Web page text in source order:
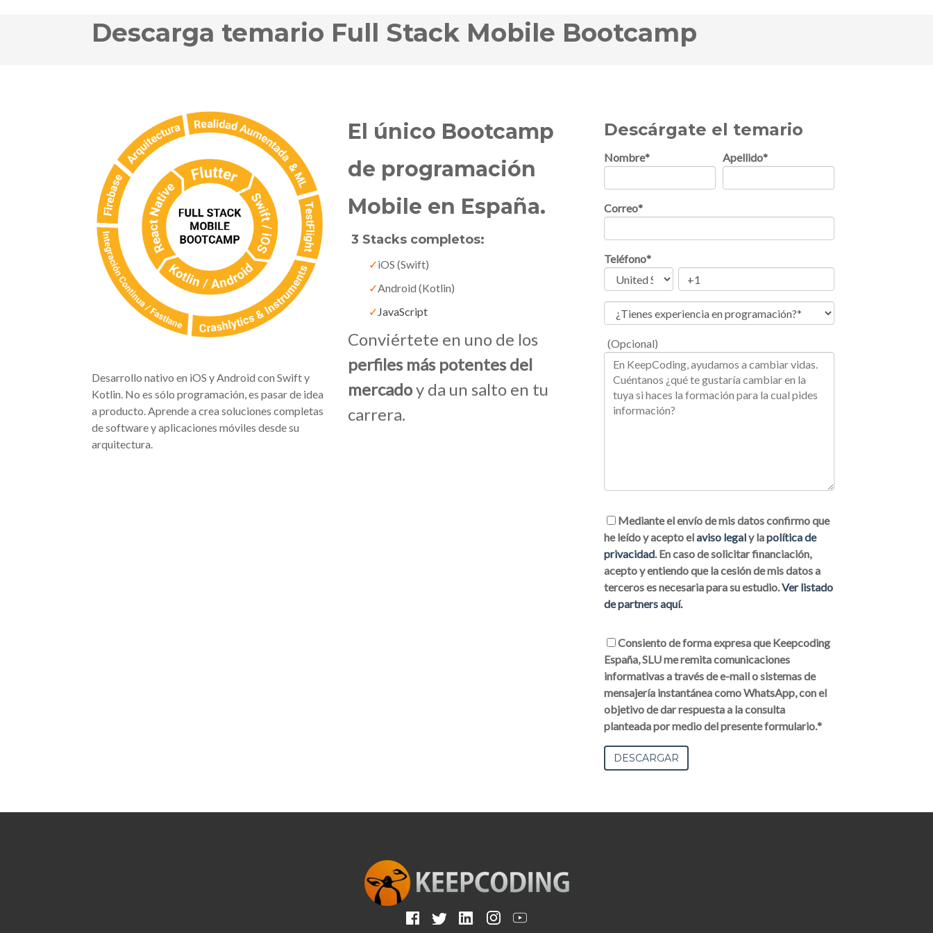
Descarga temario Full Stack Mobile Bootcamp
Desarrollo nativo en iOS y Android con Swift y
Kotlin. No es sólo programación, es pasar de idea
a producto. Aprende a crea soluciones completas
de software y aplicaciones móviles desde su
arquitectura.
El único Bootcamp
de programación
Mobile en España.
3 Stacks completos:
✓iOS (Swift)
✓Android (Kotlin)
✓ JavaScript
Conviértete en uno de los
perfiles más potentes del
mercadoy da un salto en tu
carrera.
Descárgate el temario
Nombre* Apellido*
Correo*
Teléfono*
(Opcional)
Mediante el envío de mis datos confirmo que
he leído y acepto elaviso legaly lapolítica de
privacidad. En caso de solicitar financiación,
acepto y entiendo que la cesión de mis datos a
terceros es necesaria para su estudio.Ver listado
de partners aquí.
Consiento de forma expresa que Keepcoding
España, SLU me remita comunicaciones
informativas a través de e-mail o sistemas de
mensajería instantánea como WhatsApp, con el
objetivo de dar respuesta a la consulta
planteada por medio del presente formulario.*